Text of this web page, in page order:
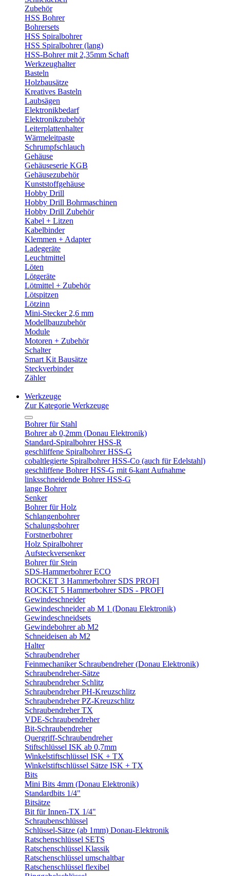
Zubehör
HSS Bohrer
Bohrersets
HSS Spiralbohrer
HSS Spiralbohrer (lang)
HSS-Bohrer mit 2,35mm Schaft
Werkzeughalter
Basteln
Holzbausätze
Kreatives Basteln
Laubsägen
Elektronikbedarf
Elektronikzubehör
Leiterplattenhalter
Wärmeleitpaste
Schrumpfschlauch
Gehäuse
Gehäuseserie KGB
Gehäusezubehör
Kunststoffgehäuse
Hobby Drill
Hobby Drill Bohrmaschinen
Hobby Drill Zubehör
Kabel + Litzen
Kabelbinder
Klemmen + Adapter
Ladegeräte
Leuchtmittel
Löten
Lötgeräte
Lötmittel + Zubehör
Lötspitzen
Lötzinn
Mini-Stecker 2,6 mm
Modellbauzubehör
Module
Motoren + Zubehör
Schalter
Smart Kit Bausätze
Steckverbinder
Zähler
Werkzeuge
Zur Kategorie Werkzeuge
Bohrer für Stahl
Bohrer ab 0,2mm (Donau Elektronik)
Standard-Spiralbohrer HSS-R
geschliffene Spiralbohrer HSS-G
cobaltlegierte Spiralbohrer HSS-Co (auch für Edelstahl)
geschliffene Bohrer HSS-G mit 6-kant Aufnahme
linksschneidende Bohrer HSS-G
lange Bohrer
Senker
Bohrer für Holz
Schlangenbohrer
Schalungsbohrer
Forstnerbohrer
Holz Spiralbohrer
Aufsteckversenker
Bohrer für Stein
SDS-Hammerbohrer ECO
ROCKET 3 Hammerbohrer SDS PROFI
ROCKET 5 Hammerbohrer SDS - PROFI
Gewindeschneider
Gewindeschneider ab M 1 (Donau Elektronik)
Gewindeschneidsets
Gewindebohrer ab M2
Schneideisen ab M2
Halter
Schraubendreher
Feinmechaniker Schraubendreher (Donau Elektronik)
Schraubendreher-Sätze
Schraubendreher Schlitz
Schraubendreher PH-Kreuzschlitz
Schraubendreher PZ-Kreuzschlitz
Schraubendreher TX
VDE-Schraubendreher
Bit-Schraubendreher
Quergriff-Schraubendreher
Stiftschlüssel ISK ab 0,7mm
Winkelstiftschlüssel ISK + TX
Winkelstiftschlüssel Sätze ISK + TX
Bits
Mini Bits 4mm (Donau Elektronik)
Standardbits 1/4"
Bitsätze
Bit für Innen-TX 1/4"
Schraubenschlüssel
Schlüssel-Sätze (ab 1mm) Donau-Elektronik
Ratschenschlüssel SETS
Ratschenschlüssel Klassik
Ratschenschlüssel umschaltbar
Ratschenschlüssel flexibel